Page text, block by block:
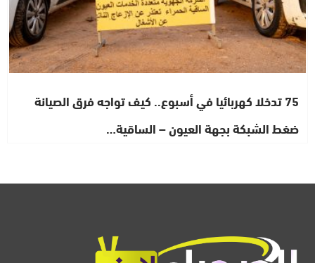
75 تدخلا كهربائيا في أسبوع.. كيف تواجه فرق الصيانة
ضغط الشبكة بجهة العيون – الساقية…